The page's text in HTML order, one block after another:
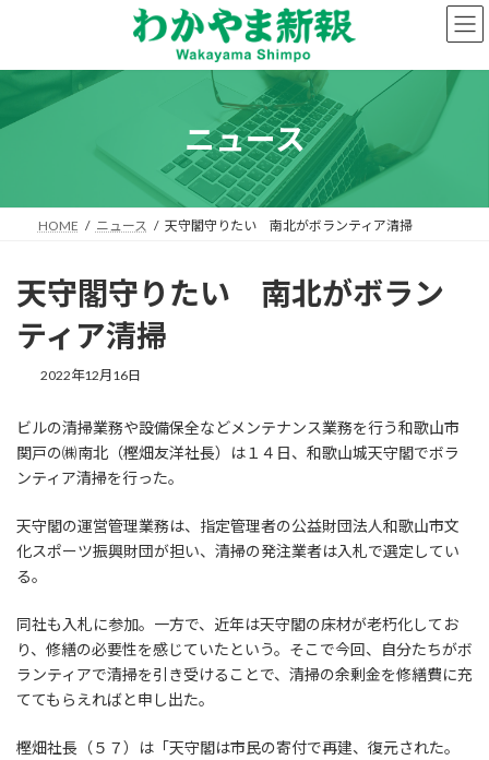
ン
へ
プ
ー
ョ
動
ニュース
HOME ニュース 天守閣守りたい 南北がボランティア清掃
天守閣守りたい 南北がボラン
ティア清掃
2022年12月16日
ビルの清掃業務や設備保全などメンテナンス業務を行う和歌山市
関戸の㈱南北（樫畑友洋社長）は１４日、和歌山城天守閣でボラ
ンティア清掃を行った。
天守閣の運営管理業務は、指定管理者の公益財団法人和歌山市文
化スポーツ振興財団が担い、清掃の発注業者は入札で選定してい
る。
同社も入札に参加。一方で、近年は天守閣の床材が老朽化してお
り、修繕の必要性を感じていたという。そこで今回、自分たちがボ
ランティアで清掃を引き受けることで、清掃の余剰金を修繕費に充
ててもらえればと申し出た。
樫畑社長（５７）は「天守閣は市民の寄付で再建、復元された。